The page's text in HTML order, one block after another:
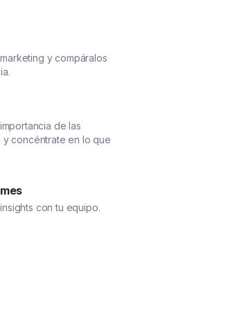
y compáralos
de las
y concéntrate en lo que
con tu equipo.